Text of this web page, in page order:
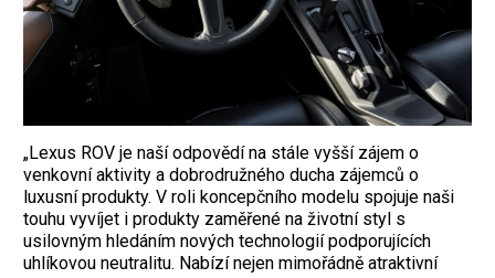
„Lexus ROV je naší odpovědí na stále vyšší zájem o
venkovní aktivity a dobrodružného ducha zájemců o
luxusní produkty. V roli koncepčního modelu spojuje naši
touhu vyvíjet i produkty zaměřené na životní styl s
usilovným hledáním nových technologií podporujících
uhlíkovou neutralitu. Nabízí nejen mimořádně atraktivní